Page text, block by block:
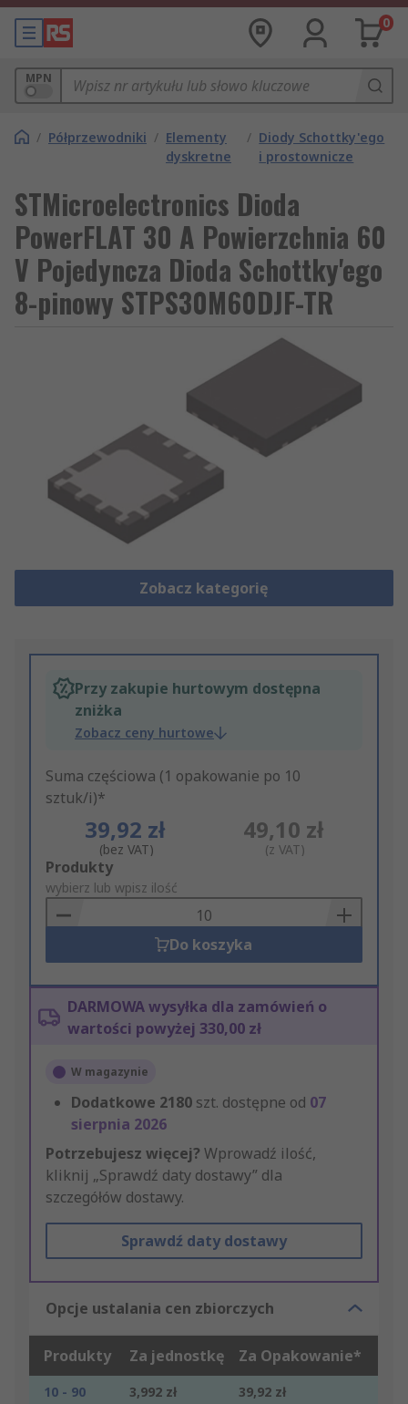
0
MPN
/ Półprzewodniki / Elementy
dyskretne
/ Diody Schottky'ego
i prostownicze
STMicroelectronics Dioda
PowerFLAT 30 A Powierzchnia 60
V Pojedyncza Dioda Schottky'ego
8-pinowy STPS30M60DJF-TR
Zobacz kategorię
Przy zakupie hurtowym dostępna
zniżka
Zobacz ceny hurtowe
Suma częściowa (1 opakowanie po 10
sztuk/i)*
39,92 zł
(bez VAT)
49,10 zł
(z VAT)
Add
to
Basket
Produkty
wybierz lub wpisz ilość
Do koszyka
DARMOWA wysyłka dla zamówień o
wartości powyżej 330,00 zł
W magazynie
Dodatkowe 2180 szt. dostępne od 07
sierpnia 2026
Potrzebujesz więcej? Wprowadź ilość,
kliknij „Sprawdź daty dostawy” dla
szczegółów dostawy.
Sprawdź daty dostawy
Opcje ustalania cen zbiorczych
Produkty Za jednostkę Za Opakowanie*
10 - 90 3,992 zł
39,92 zł